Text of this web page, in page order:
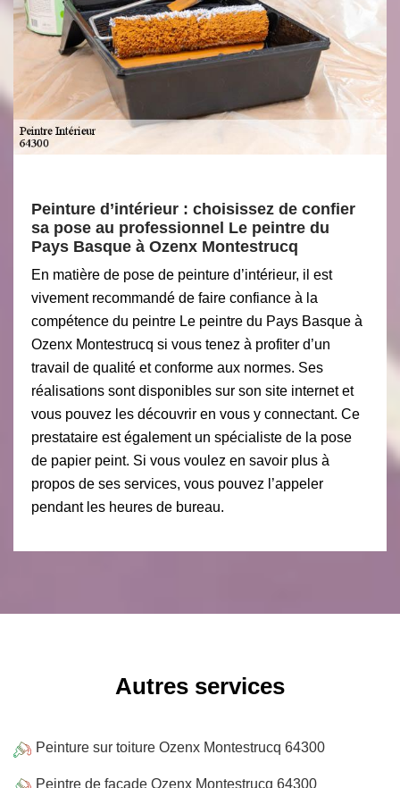
Peinture d’intérieur : choisissez de confier
sa pose au professionnel Le peintre du
Pays Basque à Ozenx Montestrucq
En matière de pose de peinture d’intérieur, il est
vivement recommandé de faire confiance à la
compétence du peintre Le peintre du Pays Basque à
Ozenx Montestrucq si vous tenez à profiter d’un
travail de qualité et conforme aux normes. Ses
réalisations sont disponibles sur son site internet et
vous pouvez les découvrir en vous y connectant. Ce
prestataire est également un spécialiste de la pose
de papier peint. Si vous voulez en savoir plus à
propos de ses services, vous pouvez l’appeler
pendant les heures de bureau.
Autres services
Peinture sur toiture Ozenx Montestrucq 64300
Peintre de façade Ozenx Montestrucq 64300